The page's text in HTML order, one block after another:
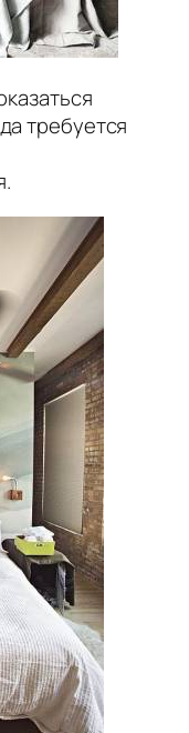
требуется